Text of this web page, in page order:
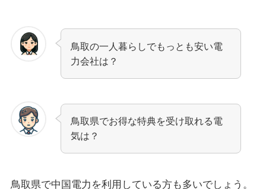
鳥取の一人暮らしでもっとも安い電
力会社は？
鳥取県でお得な特典を受け取れる電
気は？
鳥取県で中国電力を利用している方も多いでしょう。